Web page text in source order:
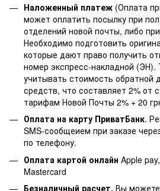
Наложенный платеж (Оплата
может оплатить посылку при
отделений новой почты, либо
Необходимо подготовить
которые дают право получить
номер экспресс-накладной (ЭН).
учитывать стоимость обратной
средств, что составляет 2% от
тарифам Новой Почты 2% + 20
Оплата на карту ПриватБанк.
SMS-сообщеием при заказе
по телефону.
Оплата картой онлайн Apple
Mastercard
Безналичный расчет. Вы